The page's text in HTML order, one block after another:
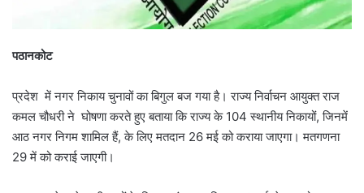
पठानकोट
प्रदेश में नगर निकाय चुनावों का बिगुल बज गया है। राज्य निर्वाचन आयुक्त राज
कमल चौधरी ने घोषणा करते हुए बताया कि राज्य के 104 स्थानीय निकायों, जिनमें
आठ नगर निगम शामिल हैं, के लिए मतदान 26 मई को कराया जाएगा। मतगणना
29 में को कराई जाएगी।